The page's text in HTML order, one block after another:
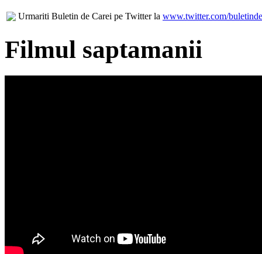
Urmariti Buletin de Carei pe Twitter la www.twitter.com/
Filmul saptamanii